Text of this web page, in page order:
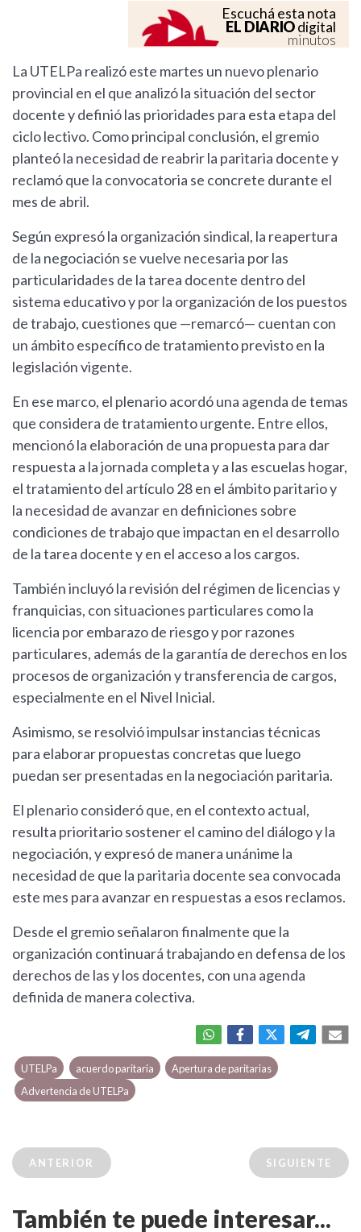
Escuchá esta nota
EL DIARIOdigital
minutos
La UTELPa realizó este martes un nuevo plenario
provincial en el que analizó la situación del sector
docente y definió las prioridades para esta etapa del
ciclo lectivo. Como principal conclusión, el gremio
planteó la necesidad de reabrir la paritaria docente y
reclamó que la convocatoria se concrete durante el
mes de abril.
Según expresó la organización sindical, la reapertura
de la negociación se vuelve necesaria por las
particularidades de la tarea docente dentro del
sistema educativo y por la organización de los puestos
de trabajo, cuestiones que —remarcó— cuentan con
un ámbito específico de tratamiento previsto en la
legislación vigente.
En ese marco, el plenario acordó una agenda de temas
que considera de tratamiento urgente. Entre ellos,
mencionó la elaboración de una propuesta para dar
respuesta a la jornada completa y a las escuelas hogar,
el tratamiento del artículo 28 en el ámbito paritario y
la necesidad de avanzar en definiciones sobre
condiciones de trabajo que impactan en el desarrollo
de la tarea docente y en el acceso a los cargos.
También incluyó la revisión del régimen de licencias y
franquicias, con situaciones particulares como la
licencia por embarazo de riesgo y por razones
particulares, además de la garantía de derechos en los
procesos de organización y transferencia de cargos,
especialmente en el Nivel Inicial.
Asimismo, se resolvió impulsar instancias técnicas
para elaborar propuestas concretas que luego
puedan ser presentadas en la negociación paritaria.
El plenario consideró que, en el contexto actual,
resulta prioritario sostener el camino del diálogo y la
negociación, y expresó de manera unánime la
necesidad de que la paritaria docente sea convocada
este mes para avanzar en respuestas a esos reclamos.
Desde el gremio señalaron finalmente que la
organización continuará trabajando en defensa de los
derechos de las y los docentes, con una agenda
definida de manera colectiva.
UTELPa acuerdo paritaria
Apertura de paritarias
Advertencia de UTELPa
ANTERIOR SIGUIENTE
También te puede interesar...